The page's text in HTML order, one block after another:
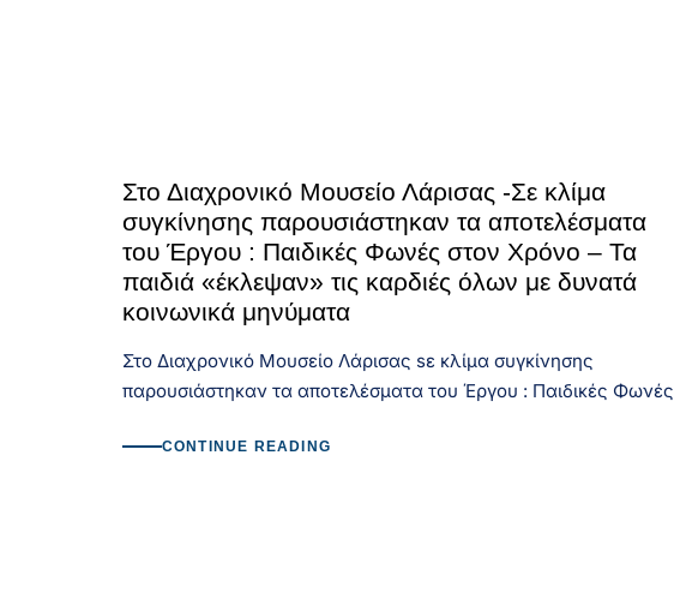
Στο Διαχρονικό Μουσείο Λάρισας -Σε κλίμα
συγκίνησης παρουσιάστηκαν τα αποτελέσματα
του Έργου : Παιδικές Φωνές στον Χρόνο – Τα
παιδιά «έκλεψαν» τις καρδιές όλων με δυνατά
κοινωνικά μηνύματα
Στο Διαχρονικό Μουσείο Λάρισας sε κλίμα συγκίνησης
παρουσιάστηκαν τα αποτελέσματα του Έργου : Παιδικές Φωνές
CONTINUE READING